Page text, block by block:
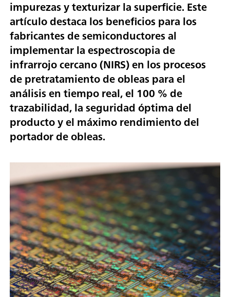
impurezas y texturizar la superficie. Este
artículo destaca los beneficios para los
fabricantes de semiconductores al
implementar la espectroscopia de
infrarrojo cercano (NIRS) en los procesos
de pretratamiento de obleas para el
análisis en tiempo real, el 100 % de
trazabilidad, la seguridad óptima del
producto y el máximo rendimiento del
portador de obleas.